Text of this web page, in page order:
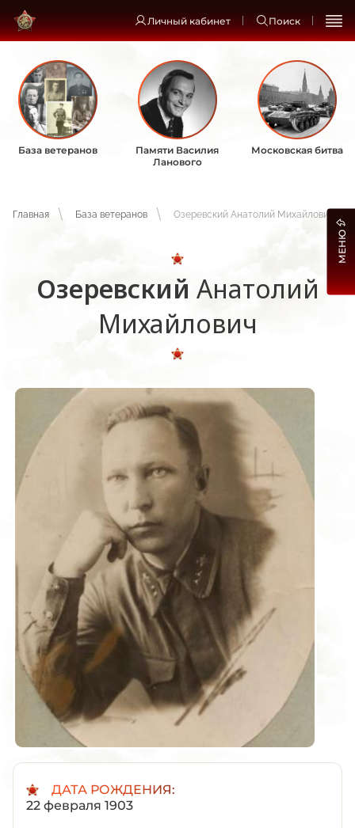
Личный кабинет Поиск
База ветеранов
Памяти Василия
Ланового
Московская битва
Главная База ветеранов Озеревский Анатолий Михайлович
Озеревский Анатолий
Михайлович
ДАТА РОЖДЕНИЯ:
22 февраля 1903
МЕНЮ